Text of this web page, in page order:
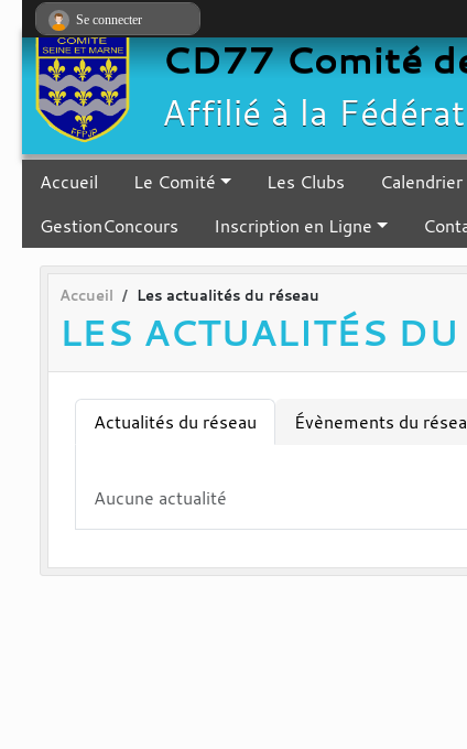
CD77 Comité
Affilié à la
Accueil Le Comité Les Clubs Calendrier
GestionConcours
Inscription en Ligne
Accueil Les actualités du réseau
LES ACTUALITÉS
Actualités du réseau Évènements du
Aucune actualité
Se connecter
Panneau de gestion des cookies